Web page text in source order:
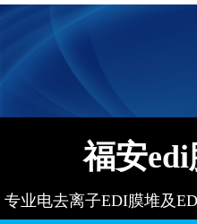
福安
专业电去离子EDI膜堆及